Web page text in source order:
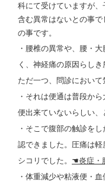
科にて受けていますが
含む異常はないとの事
の事です。
・腰椎の異常や、腰・
く、神経痛の原因らし
ただ一つ、問診において
・それは便通は普段か
便出来ていないらしい、
・そこで腹部の触診を
認できました。圧痛は
シコリでした。 ☚炎症・
・体重減少や粘液便・